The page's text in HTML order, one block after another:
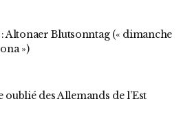
: Altonaer Blutsonntag (« dimanche
»)
des Allemands de l’Est